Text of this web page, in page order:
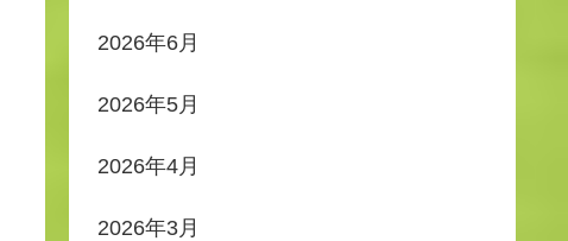
2026年6月
2026年5月
2026年4月
2026年3月